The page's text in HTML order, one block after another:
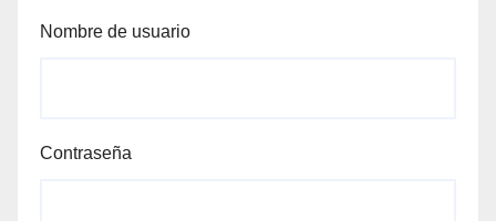
Nombre de usuario
Contraseña